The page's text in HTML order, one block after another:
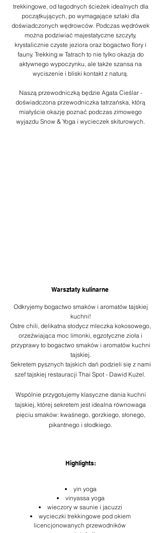
trekkingowe, od łagodnych ścieżek idealnych dla
początkujących, po wymagające szlaki dla
doświadczonych wędrowców. Podczas wędrówek
można podziwiać majestatyczne szczyty,
krystalicznie czyste jeziora oraz bogactwo flory i
fauny. Trekking w Tatrach to nie tylko okazja do
aktywnego wypoczynku, ale także szansa na
wyciszenie i bliski kontakt z naturą.
Naszą przewodniczką będzie Agata Cieślar -
doświadczona przewodniczka tatrzańska, którą
miałyście okazję poznać podczas zimowego
wyjazdu Snow & Yoga i wycieczek skiturowych.
Warsztaty kulinarne
Odkryjemy bogactwo smaków i aromatów tajskiej
kuchni!
Ostre chili, delikatna słodycz mleczka kokosowego,
orzeźwiająca moc limonki, egzotyczne zioła i
przyprawy to bogactwo smaków i aromatów kuchni
tajskiej.
Sekretem pysznych tajskich dań podzieli się z nami
szef tajskiej restauracji Thai Spot - Dawid Kużel.
Wspólnie przygotujemy klasyczne dania kuchni
tajskiej, której sekretem jest idealna równowaga
pięciu smaków: kwaśnego, gorzkiego, słonego,
pikantnego i słodkiego.
Highlights:
yin yoga
vinyassa yoga
wieczory w saunie i jacuzzi
wycieczki trekkingowe pod okiem
licencjonowanych przewodników